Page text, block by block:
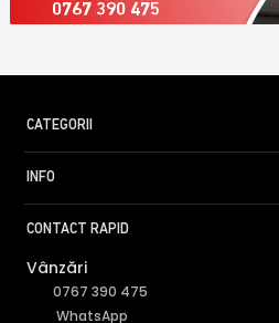
0767 390 475
CATEGORII
INFO
CONTACT RAPID
Vânzări
0767 390 475
WhatsApp